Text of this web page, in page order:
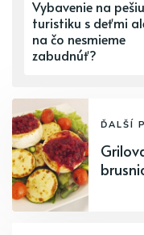
Vybavenie na pešiu
turistiku s deťmi
na čo nesmieme
zabudnúť?
ĎALŠÍ